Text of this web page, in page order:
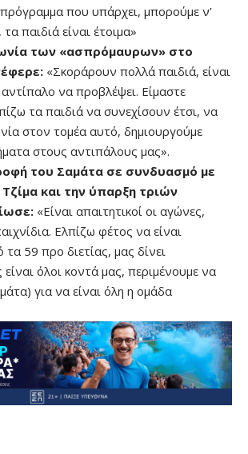
που υπάρχει, μπορούμε ν’
παιδιά είναι έτοιμα»
των «ασπρόμαυρων» στο
«Σκοράρουν πολλά παιδιά, είναι
να προβλέψει. Είμαστε
τα παιδιά να συνεχίσουν έτσι, να
στον τομέα αυτό, δημιουργούμε
στους αντιπάλους μας».
του Σαμάτα σε συνδυασμό με
και την ύπαρξη τριών
«Είναι απαιτητικοί οι αγώνες,
Ελπίζω φέτος να είναι
59 προ διετίας, μας δίνει
όλοι κοντά μας, περιμένουμε να
για να είναι όλη η ομάδα